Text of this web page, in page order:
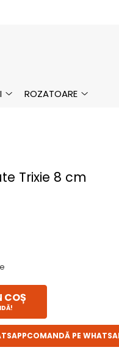
ROZATOARE
Trixie 8 cm
COȘ
COMANDĂ PE